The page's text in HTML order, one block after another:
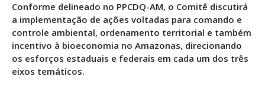
Conforme delineado no PPCDQ-AM, o Comitê discutirá
a implementação de ações voltadas para comando e
controle ambiental, ordenamento territorial e também
incentivo à bioeconomia no Amazonas, direcionando
os esforços estaduais e federais em cada um dos três
eixos temáticos.